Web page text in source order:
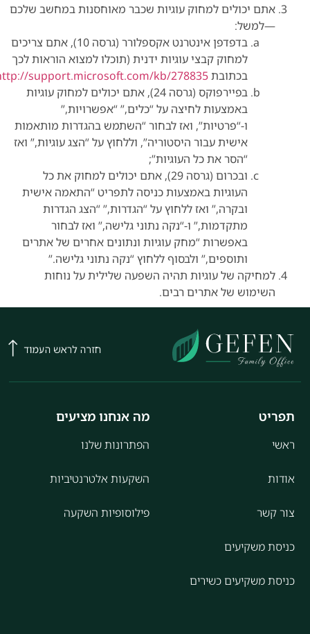
אתם יכולים למחוק עוגיות שכבר מאוחסנות במחשב שלכם
—למשל:
בדפדפן אינטרנט אקספלורר (גרסה 10), אתם צריכים
למחוק קבצי עוגיות ידנית (תוכלו למצוא הוראות לכך
בכתובתsupport.microsoft.com/kb/278835
בפיירפוקס (גרסה 24), אתם יכולים למחוק עוגיות
באמצעות לחיצה על “כלים,” “אפשרויות,”
ו-“פרטיות”, ואז לבחור “השתמש בהגדרות מותאמות
אישית עבור היסטוריה”, וללחוץ על “הצג עוגיות,” ואז
“הסר את כל העוגיות”;
ובכרום (גרסה 29), אתם יכולים למחוק את כל
העוגיות באמצעות כניסה לתפריט “התאמה אישית
ובקרה,” ואז ללחוץ על “הגדרות,” “הצג הגדרות
מתקדמות,” ו-“נקה נתוני גלישה,” ואז לבחור
באפשרות “מחק עוגיות ונתונים אחרים של אתרים
ותוספים,” ולבסוף ללחוץ “נקה נתוני גלישה.”
למחיקה של עוגיות תהיה השפעה שלילית על נוחות
השימוש של אתרים רבים.
תפריט
ראשי
אודות
צור קשר
כניסת משקיעים
כניסת משקיעים כשירים
מה אנחנו מציעים
הפתרונות שלנו
השקעות אלטרנטיביות
פילוסופיות השקעה